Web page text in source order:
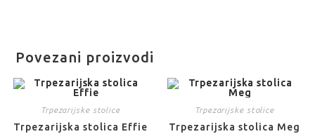
Povezani proizvodi
Trpezarijske stolice
Trpezarijska stolica Effie
Trpezarijske stolice
Trpezarijska stolica Meg